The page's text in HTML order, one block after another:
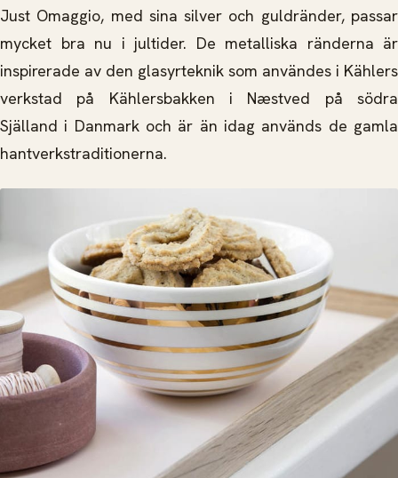
Just Omaggio, med sina silver och guldränder, passar
mycket bra nu i jultider. De metalliska ränderna är
inspirerade av den glasyrteknik som användes i Kählers
verkstad på Kählersbakken i Næstved på södra
Själland i Danmark och är än idag används de gamla
hantverkstraditionerna.